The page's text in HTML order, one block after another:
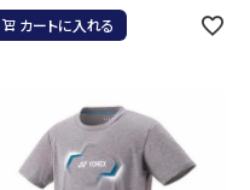
カートに入れる